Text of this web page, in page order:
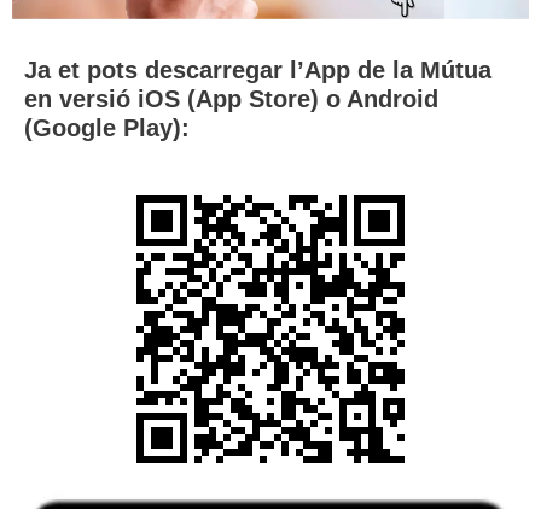
Ja et pots descarregar l’App de la Mútua
en versió iOS (App Store) o Android
(Google Play):